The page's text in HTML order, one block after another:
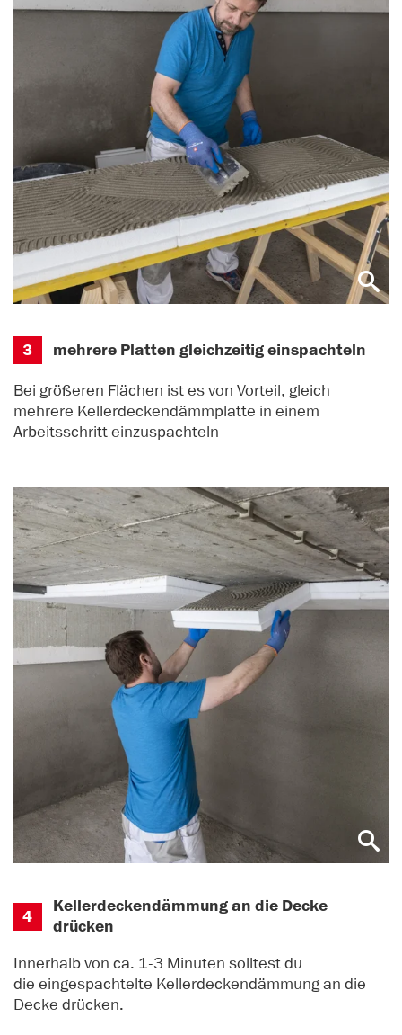
3 mehrere Platten gleichzeitig einspachteln
Bei größeren Flächen ist es von Vorteil, gleich
mehrere Kellerdeckendämmplatte in einem
Arbeitsschritt einzuspachteln
4
Kellerdeckendämmung an die Decke
drücken
Innerhalb von ca. 1-3 Minuten solltest du
die eingespachtelte Kellerdeckendämmung an die
Decke drücken.